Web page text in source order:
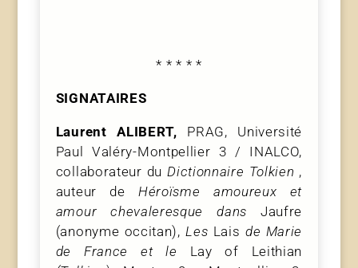
* * * * *
SIGNATAIRES
Laurent ALIBERT, PRAG, Université
Paul Valéry-Montpellier 3 / INALCO,
collaborateur duDictionnaire Tolkien ,
auteur deHéroïsme amoureux et
amour chevaleresque dansJaufre
(anonyme occitan),Les Lais de Marie
de France et le Lay of Leithian